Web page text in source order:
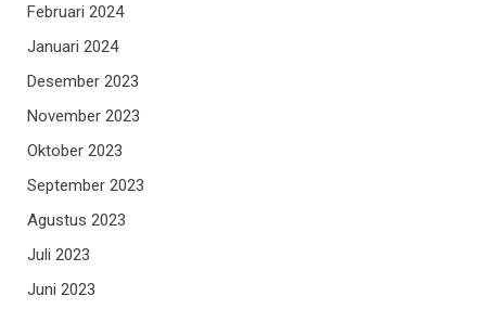
Februari 2024
Januari 2024
Desember 2023
November 2023
Oktober 2023
September 2023
Agustus 2023
Juli 2023
Juni 2023